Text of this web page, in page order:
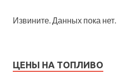
Извините. Данных пока нет.
ЦЕНЫ НА ТОПЛИВО